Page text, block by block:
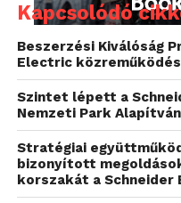
A Telenor
mobilhálózatára
tarifacsomagjai
Kapcsolódó
Beszerzési Kiválóság
Electric
Szintet lépett a
Nemzeti Park
Stratégiai
bizonyított
korszakát a Schneider